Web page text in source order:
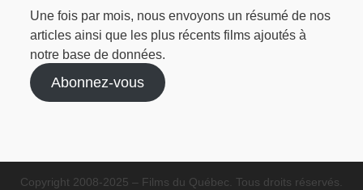
Une fois par mois, nous envoyons un résumé de nos
articles ainsi que les plus récents films ajoutés à
notre base de données.
Abonnez-vous
Copyright 2008-2025 – Films du Québec. Tous droits réservés.